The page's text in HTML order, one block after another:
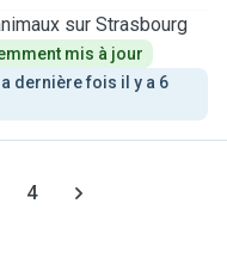
sur Strasbourg
mis à jour
dernière fois il y a 6
4